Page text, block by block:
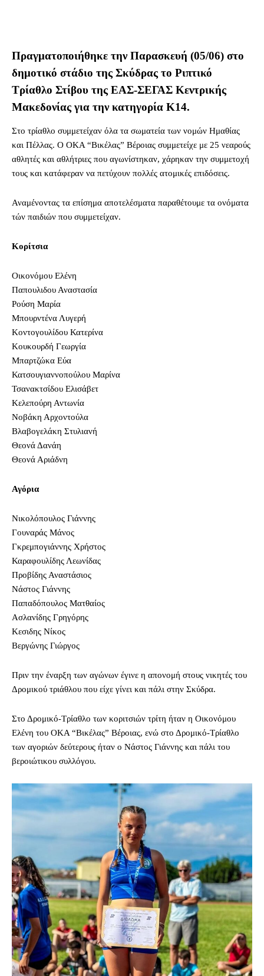
Πραγματοποιήθηκε την Παρασκευή (05/06) στο
δημοτικό στάδιο της Σκύδρας το Ριπτικό
Τρίαθλο Στίβου της ΕΑΣ-ΣΕΓΑΣ Κεντρικής
Μακεδονίας για την κατηγορία Κ14.
Στο τρίαθλο συμμετείχαν όλα τα σωματεία των νομών Ημαθίας
και Πέλλας. Ο ΟΚΑ “Βικέλας” Βέροιας συμμετείχε με 25 νεαρούς
αθλητές και αθλήτριες που αγωνίστηκαν, χάρηκαν την συμμετοχή
τους και κατάφεραν να πετύχουν πολλές ατομικές επιδόσεις.
Αναμένοντας τα επίσημα αποτελέσματα παραθέτουμε τα ονόματα
τών παιδιών που συμμετείχαν.
Κορίτσια
Οικονόμου Ελένη
Παπουλιδου Αναστασία
Ρούση Μαρία
Μπουρντένα Λυγερή
Κοντογουλίδου Κατερίνα
Κουκουρδή Γεωργία
Μπαρτζώκα Εύα
Κατσουγιαννοπούλου Μαρίνα
Τσανακτσίδου Ελισάβετ
Κελεπούρη Αντωνία
Νοβάκη Αρχοντούλα
Βλαβογελάκη Στυλιανή
Θεονά Δανάη
Θεονά Αριάδνη
Αγόρια
Νικολόπουλος Γιάννης
Γουναράς Μάνος
Γκρεμπογιάννης Χρήστος
Καραφουλίδης Λεωνίδας
Προβίδης Αναστάσιος
Νάστος Γιάννης
Παπαδόπουλος Ματθαίος
Ασλανίδης Γρηγόρης
Κεσιδης Νίκος
Βεργώνης Γιώργος
Πριν την έναρξη των αγώνων έγινε η απονομή στους νικητές του
Δρομικού τριάθλου που είχε γίνει και πάλι στην Σκύδρα.
Στο Δρομικό-Τρίαθλο των κοριτσιών τρίτη ήταν η Οικονόμου
Ελένη του ΟΚΑ “Βικέλας” Βέροιας, ενώ στο Δρομικό-Τρίαθλο
των αγοριών δεύτερους ήταν ο Νάστος Γιάννης και πάλι του
βεροιώτικου συλλόγου.